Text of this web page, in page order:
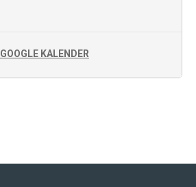
GOOGLE KALENDER